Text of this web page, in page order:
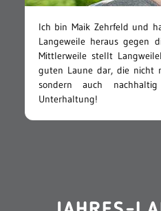
Ich bin Maik Zehrfeld und
Langeweile heraus gegen
Mittlerweile stellt
guten Laune dar, die nicht
sondern auch
Unterhaltung!